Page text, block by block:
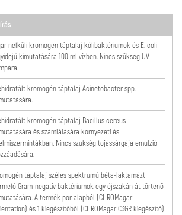
nélküli kromogén táptalaj kólibaktériumok és E. coli
kimutatására 100 ml vízben. Nincs szükség UV
kromogén táptalaj Acinetobacter spp.
kromogén táptalaj Bacillus cereus
és számlálására környezeti és
Nincs szükség tojássárgája emulzió
táptalaj széles spektrumú béta-laktamázt
Gram-negatív baktériumok egy éjszakán át történő
A termék por alapból (CHROMagar
és 1 kiegészítőből (CHROMagar C3GR kiegészítő)